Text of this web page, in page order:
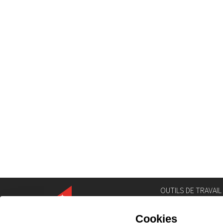
OUTILS DE TRAVAIL
Géoportail